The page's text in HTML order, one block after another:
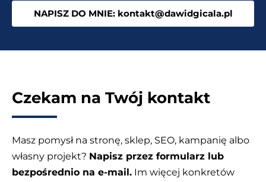
NAPISZ DO MNIE: kontakt@dawidgicala.pl
Czekam na Twój kontakt
Masz pomysł na stronę, sklep, SEO, kampanię albo
własny projekt? Napisz przez formularz lub
bezpośrednio na e-mail. Im więcej konkretów